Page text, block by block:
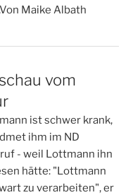
Maike Albath
vom
ist schwer krank,
ihm im ND
- weil Lottmann ihn
hätte: "Lottmann
zu verarbeiten", er